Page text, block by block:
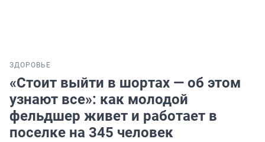
ЗДОРОВЬЕ
«Стоит выйти в шортах — об этом
узнают все»: как молодой
фельдшер живет и работает в
поселке на 345 человек